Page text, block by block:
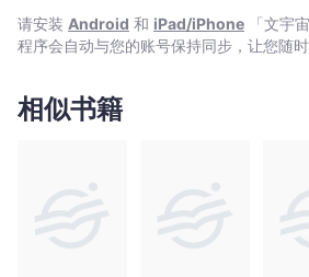
请安装 Android 和 iPad/iPhone 「文宇
程序会自动与您的账号保持同步，让您随
相似书籍